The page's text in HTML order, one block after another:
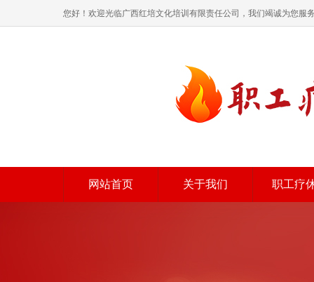
您好！欢迎光临广西红培文化培训有限责任公司，我们竭诚为您服
网站首页 关于我们 职工疗